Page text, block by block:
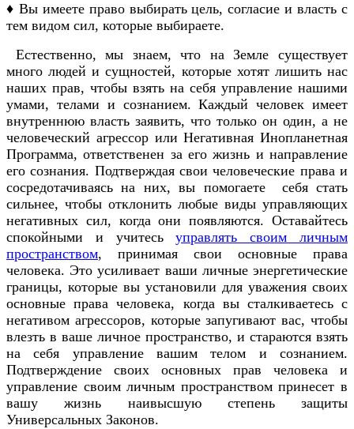
♦ Вы имеете право выбирать цель, согласие и власть с
тем видом сил, которые выбираете.
Естественно, мы знаем, что на Земле существует
много людей и сущностей, которые хотят лишить нас
наших прав, чтобы взять на себя управление нашими
умами, телами и сознанием. Каждый человек имеет
внутреннюю власть заявить, что только он один, а не
человеческий агрессор или Негативная Инопланетная
Программа, ответственен за его жизнь и направление
его сознания. Подтверждая свои человеческие права и
сосредотачиваясь на них, вы помогаете себя стать
сильнее, чтобы отклонить любые виды управляющих
негативных сил, когда они появляются. Оставайтесь
спокойными и учитесьуправлять своим личным
пространством, принимая свои основные права
человека. Это усиливает ваши личные энергетические
границы, которые вы установили для уважения своих
основные права человека, когда вы сталкиваетесь с
негативом агрессоров, которые запугивают вас, чтобы
влезть в ваше личное пространство, и стараются взять
на себя управление вашим телом и сознанием.
Подтверждение своих основных прав человека и
управление своим личным пространством принесет в
вашу жизнь наивысшую степень защиты
Универсальных Законов.